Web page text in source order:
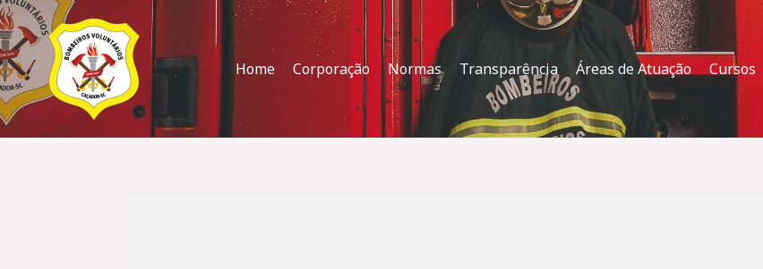
Home Corporação Normas Transparência Áreas de Atuação Cursos